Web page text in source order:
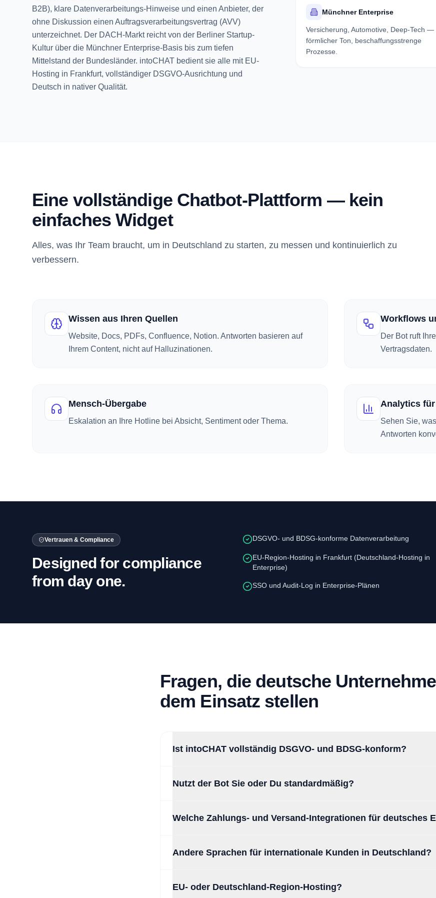
B2B), klare Datenverarbeitungs-Hinweise und einen Anbieter, der
ohne Diskussion einen Auftragsverarbeitungsvertrag (AVV)
unterzeichnet. Der DACH-Markt reicht von der Berliner Startup-
Kultur über die Münchner Enterprise-Basis bis zum tiefen
Mittelstand der Bundesländer. intoCHAT bedient sie alle mit EU-
Hosting in Frankfurt, vollständiger DSGVO-Ausrichtung und
Deutsch in nativer Qualität.
Münchner Enterprise
Versicherung, Automotive, Deep-Tech —
förmlicher Ton, beschaffungsstrenge
Prozesse.
Eine vollständige Chatbot-Plattform — kein
einfaches Widget
Alles, was Ihr Team braucht, um in Deutschland zu starten, zu messen und kontinuierlich zu
verbessern.
Wissen aus Ihren Quellen
Website, Docs, PDFs, Confluence, Notion. Antworten basieren auf
Ihrem Content, nicht auf Halluzinationen.
Workflows
Der Bot ruft
Vertragsdaten.
Mensch-Übergabe
Eskalation an Ihre Hotline bei Absicht, Sentiment oder Thema.
Analytics
Sehen Sie,
Antworten
Vertrauen & Compliance
Designed for compliance
from day one.
DSGVO- und BDSG-konforme Datenverarbeitung
EU-Region-Hosting in Frankfurt (Deutschland-Hosting in
Enterprise)
SSO und Audit-Log in Enterprise-Plänen
Fragen, die deutsche
dem Einsatz stellen
Ist intoCHAT vollständig DSGVO- und BDSG-konform?
Nutzt der Bot Sie oder Du standardmäßig?
Welche Zahlungs- und Versand-Integrationen für deutsches
Andere Sprachen für internationale Kunden in Deutschland?
EU- oder Deutschland-Region-Hosting?